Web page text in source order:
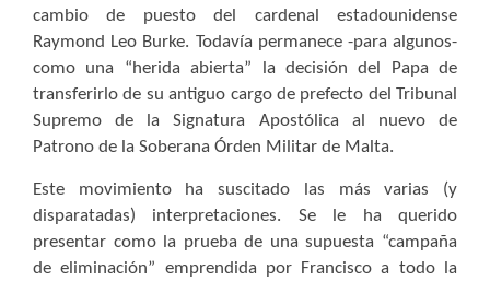
cambio de puesto del cardenal estadounidense
Raymond Leo Burke. Todavía permanece -para algunos-
como una “herida abierta” la decisión del Papa de
transferirlo de su antiguo cargo de prefecto del Tribunal
Supremo de la Signatura Apostólica al nuevo de
Patrono de la Soberana Órden Militar de Malta.
Este movimiento ha suscitado las más varias (y
disparatadas) interpretaciones. Se le ha querido
presentar como la prueba de una supuesta “campaña
de eliminación” emprendida por Francisco a todo la